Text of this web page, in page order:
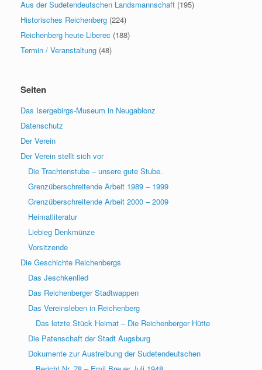
Aus der Sudetendeutschen Landsmannschaft (195)
Historisches Reichenberg (224)
Reichenberg heute Liberec (188)
Termin / Veranstaltung (48)
Seiten
Das Isergebirgs-Museum in Neugablonz
Datenschutz
Der Verein
Der Verein stellt sich vor
Die Trachtenstube – unsere gute Stube.
Grenzüberschreitende Arbeit 1989 – 1999
Grenzüberschreitende Arbeit 2000 – 2009
Heimatliteratur
Liebieg Denkmünze
Vorsitzende
Die Geschichte Reichenbergs
Das Jeschkenlied
Das Reichenberger Stadtwappen
Das Vereinsleben in Reichenberg
Das letzte Stück Heimat – Die Reichenberger Hütte
Die Patenschaft der Stadt Augsburg
Dokumente zur Austreibung der Sudetendeutschen